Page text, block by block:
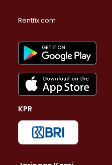
Rentfix.com
KPR